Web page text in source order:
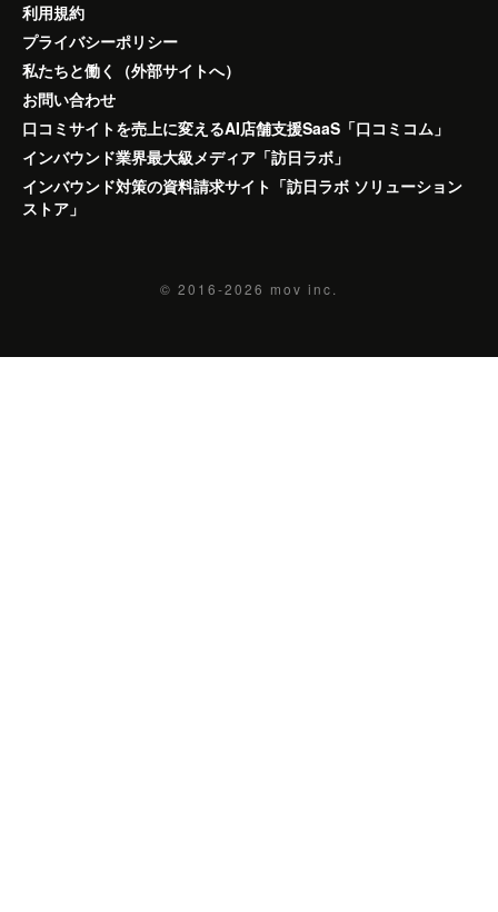
利用規約
プライバシーポリシー
私たちと働く（外部サイトへ）
お問い合わせ
口コミサイトを売上に変えるAI店舗支援SaaS「口コミコム」
インバウンド業界最大級メディア「訪日ラボ」
インバウンド対策の資料請求サイト「訪日ラボ ソリューション
ストア」
© 2016-2026 mov inc.